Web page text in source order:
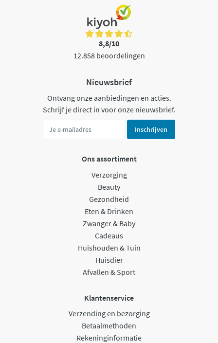
8,8/10
12.858 beoordelingen
Nieuwsbrief
Ontvang onze aanbiedingen en acties.
Schrijf je direct in voor onze nieuwsbrief.
Inschrijven
Ons assortiment
Verzorging
Beauty
Gezondheid
Eten & Drinken
Zwanger & Baby
Cadeaus
Huishouden & Tuin
Huisdier
Afvallen & Sport
Klantenservice
Verzending en bezorging
Betaalmethoden
Rekeninginformatie